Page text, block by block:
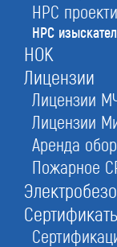
НРС
НРС
НОК
Лицензии
Лицензии
Лицензии
Аренда
Пожарное
Оставьте
Получить
При отправке данной
персональных данных.